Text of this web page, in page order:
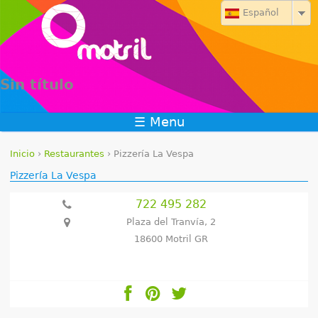
Jump to navigation
Sin título
Español
☰ Menu
S
Inicio › Restaurantes › Pizzería La Vespa
Pizzería La Vespa
722 495 282
Plaza del Tranvía, 2
18600 Motril GR